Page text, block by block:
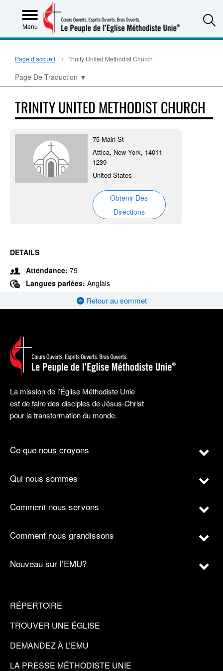
Menu
Page d’accueil Trinity United Methodist Church
Page De Traduction ▼
TRINITY UNITED METHODIST CHURCH
75 Main St
Attica, New York, 14011-
1239
United States
Obtenir Des
Directions
DETAILS
Attendance: 79
Langues parlées: Anglais
Retour au sommet
La mission de l’Église Méthodiste Unie
est de faire des disciples de Jésus-Christ
pour la transformation du monde.
Ce que nous croyons
Qui nous sommes
Comment nous servons
Comment nous grandissons
Nouveau sur l’EMU?
RÉPERTOIRE
TROUVER UNE ÉGLISE
DEMANDEZ À L’EMU
LA PRESSE MÉTHODISTE UNIE